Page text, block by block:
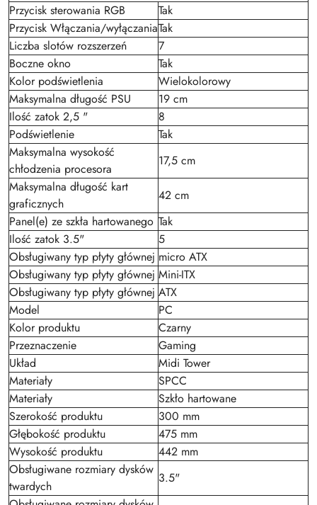
Przycisk sterowania RGB
Tak
Przycisk Włączania/wyłączaniaTak
Liczba slotów rozszerzeń
7
Boczne okno
Tak
Kolor podświetlenia
Wielokolorowy
Maksymalna długość PSU
19 cm
Ilość zatok 2,5 "
8
Podświetlenie
Tak
Maksymalna wysokość
chłodzenia procesora
17,5 cm
Maksymalna długość kart
graficznych
42 cm
Panel(e) ze szkła hartowanego Tak
Ilość zatok 3.5"
5
Obsługiwany typ płyty głównej micro ATX
Obsługiwany typ płyty głównej Mini-ITX
Obsługiwany typ płyty głównej ATX
Model
PC
Kolor produktu
Czarny
Przeznaczenie
Gaming
Układ
Midi Tower
Materiały
SPCC
Materiały
Szkło hartowane
Szerokość produktu
300 mm
Głębokość produktu
475 mm
Wysokość produktu
442 mm
Obsługiwane rozmiary dysków
twardych
3.5"